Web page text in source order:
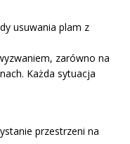
usuwania plam z
zarówno na
Każda sytuacja
przestrzeni na